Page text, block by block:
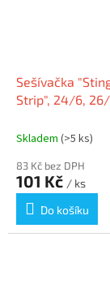
Sešívačka
Strip", 24/6,
Skladem (>5 ks)
83 Kč bez DPH
101 Kč / ks
Do košíku